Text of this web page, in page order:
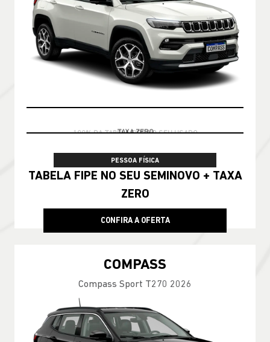
PESSOA FÍSICA
TABELA FIPE NO SEU SEMINOVO + TAXA
ZERO
CONFIRA A OFERTA
COMPASS
Compass Sport T270 2026